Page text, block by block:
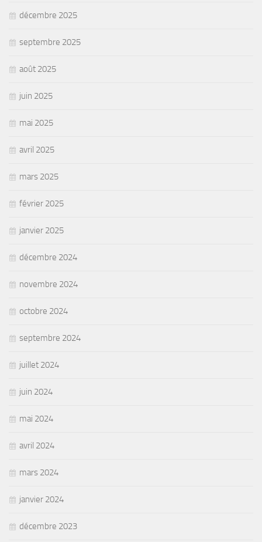
décembre 2025
septembre 2025
août 2025
juin 2025
mai 2025
avril 2025
mars 2025
février 2025
janvier 2025
décembre 2024
novembre 2024
octobre 2024
septembre 2024
juillet 2024
juin 2024
mai 2024
avril 2024
mars 2024
janvier 2024
décembre 2023